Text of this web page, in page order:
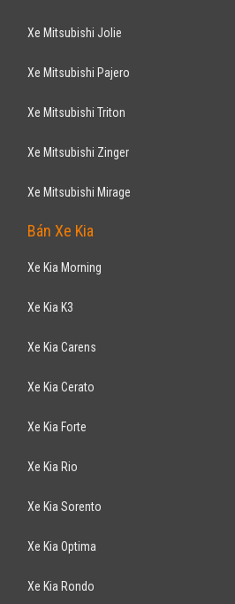
Xe Mitsubishi Jolie
Xe Mitsubishi Pajero
Xe Mitsubishi Triton
Xe Mitsubishi Zinger
Xe Mitsubishi Mirage
Bán Xe Kia
Xe Kia Morning
Xe Kia K3
Xe Kia Carens
Xe Kia Cerato
Xe Kia Forte
Xe Kia Rio
Xe Kia Sorento
Xe Kia Optima
Xe Kia Rondo